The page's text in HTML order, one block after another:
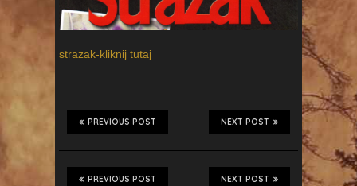
strazak-kliknij tutaj
NEXT POST
PREVIOUS POST
NEXT POST
PREVIOUS POST